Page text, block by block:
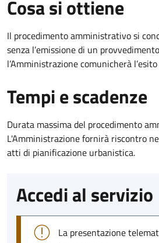
Cosa si ottiene
Il procedimento amministrativo si
senza l’emissione di un
l’Amministrazione comunicherà
Tempi e scadenze
Durata massima del procedimento
L'Amministrazione fornirà riscontro
atti di pianificazione urbanistica.
Accedi al servizio
La presentazione